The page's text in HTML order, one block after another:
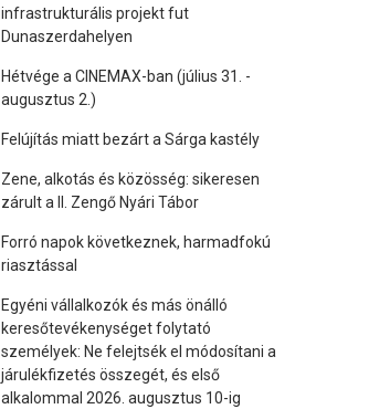
infrastrukturális projekt fut
Dunaszerdahelyen
Hétvége a CINEMAX-ban (július 31. -
augusztus 2.)
Felújítás miatt bezárt a Sárga kastély
Zene, alkotás és közösség: sikeresen
zárult a II. Zengő Nyári Tábor
Forró napok következnek, harmadfokú
riasztással
Egyéni vállalkozók és más önálló
keresőtevékenységet folytató
személyek: Ne felejtsék el módosítani a
járulékfizetés összegét, és első
alkalommal 2026. augusztus 10-ig